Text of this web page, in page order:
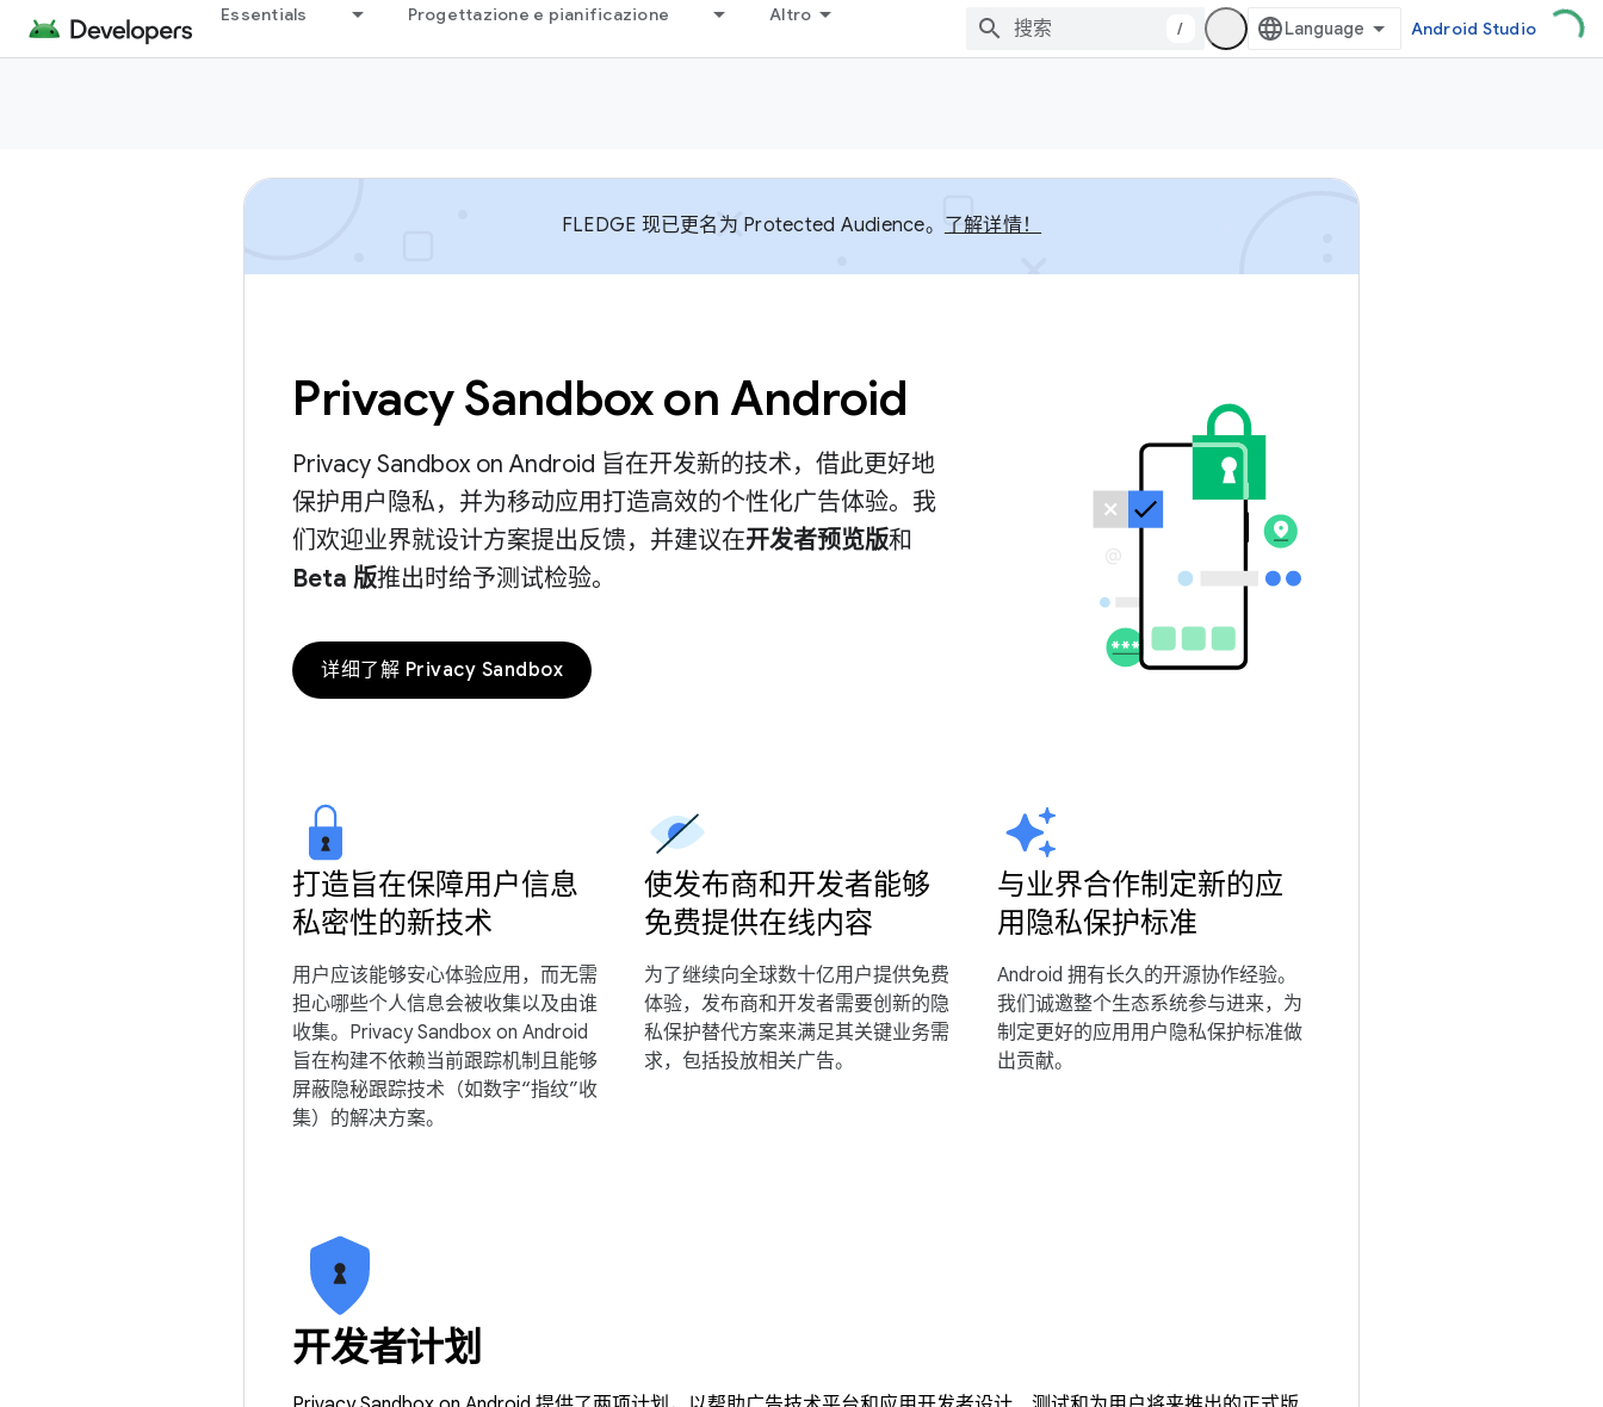
Essentials Progettazione e pianificazione Altro
/ Android Studio
FLEDGE 现已更名为 Protected Audience。 了解详情！
Privacy Sandbox on Android
Privacy Sandbox on Android 旨在开发新的技术，借此更好地
保护用户隐私，并为移动应用打造高效的个性化广告体验。我
们欢迎业界就设计方案提出反馈，并建议在开发者预览版和
Beta 版推出时给予测试检验。
详细了解 Privacy Sandbox
打造旨在保障用户信息
私密性的新技术
用户应该能够安心体验应用，而无需
担心哪些个人信息会被收集以及由谁
收集。Privacy Sandbox on Android
旨在构建不依赖当前跟踪机制且能够
屏蔽隐秘跟踪技术（如数字“指纹”收
集）的解决方案。
使发布商和开发者能够
免费提供在线内容
为了继续向全球数十亿用户提供免费
体验，发布商和开发者需要创新的隐
私保护替代方案来满足其关键业务需
求，包括投放相关广告。
与业界合作制定新的应
用隐私保护标准
Android 拥有长久的开源协作经验。
我们诚邀整个生态系统参与进来，为
制定更好的应用用户隐私保护标准做
出贡献。
开发者计划